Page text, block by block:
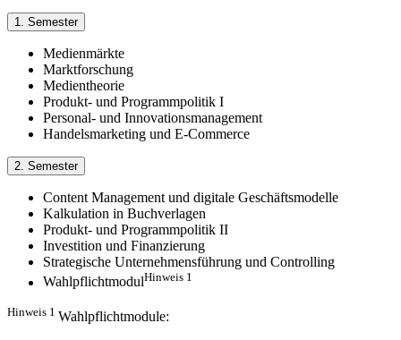
1. Semester
Medienmärkte
Marktforschung
Medientheorie
Produkt- und Programmpolitik I
Personal- und Innovationsmanagement
Handelsmarketing und E-Commerce
2. Semester
Content Management und digitale Geschäftsmodelle
Kalkulation in Buchverlagen
Produkt- und Programmpolitik II
Investition und Finanzierung
Strategische Unternehmensführung und Controlling
WahlpflichtmodulHinweis 1
Hinweis 1 Wahlpflichtmodule: